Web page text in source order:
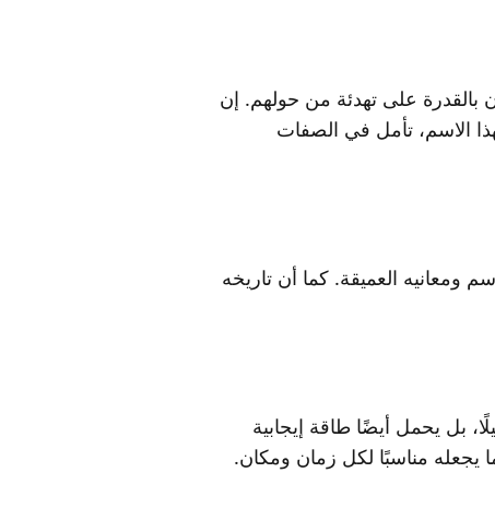
بالقدرة على تهدئة من حولهم. إن
الاسم، تأمل في الصفات
العميقة. كما أن تاريخه
بل يحمل أيضًا طاقة إيجابية
يجعله مناسبًا لكل زمان ومكان.